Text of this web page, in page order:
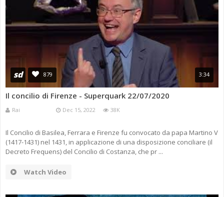
sd 879 3:34
Il concilio di Firenze - Superquark 22/07/2020
Rai Dec 15, 2022 38K
Il Concilio di Basilea, Ferrara e Firenze fu convocato da papa Martino V
(1417-1431) nel 1431, in applicazione di una disposizione conciliare (il
Decreto Frequens) del Concilio di Costanza, che pr ...
Watch Video